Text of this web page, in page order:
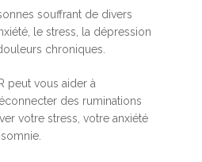
souffrant de divers
le stress, la dépression
chroniques.
peut vous aider à
des ruminations
votre stress, votre anxiété
Méditation
MBSR
Méditation pleine
Stage de méditation
Thérapie :
Somatic Experiencing
Entreprise